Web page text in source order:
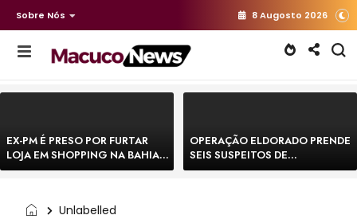
Sobre Nós 8 Augosto 2026
EX-PM É PRESO POR FURTAR
LOJA EM SHOPPING NA BAHIA E
ESCAPA CORRENDO DE
OPERAÇÃO ELDORADO PRENDE
SEIS SUSPEITOS DE
MOVIMENTAR R$ 25 MILHÕES
Unlabelled